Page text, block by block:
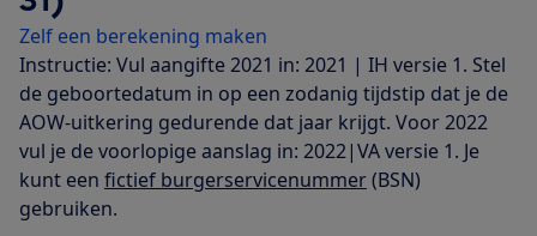
Zelf een berekening maken
Instructie: Vul aangifte 2021 in: 2021 | IH versie 1. Stel
de geboortedatum in op een zodanig tijdstip dat je de
AOW-uitkering gedurende dat jaar krijgt. Voor 2022
vul je de voorlopige aanslag in: 2022|VA versie 1. Je
kunt een fictief burgerservicenummer(BSN)
gebruiken.